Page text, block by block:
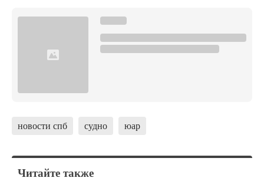
новости спб судно юар
Читайте также